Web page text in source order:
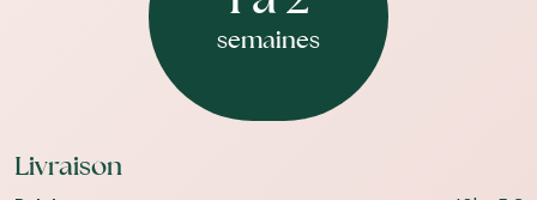
semaines
Livraison